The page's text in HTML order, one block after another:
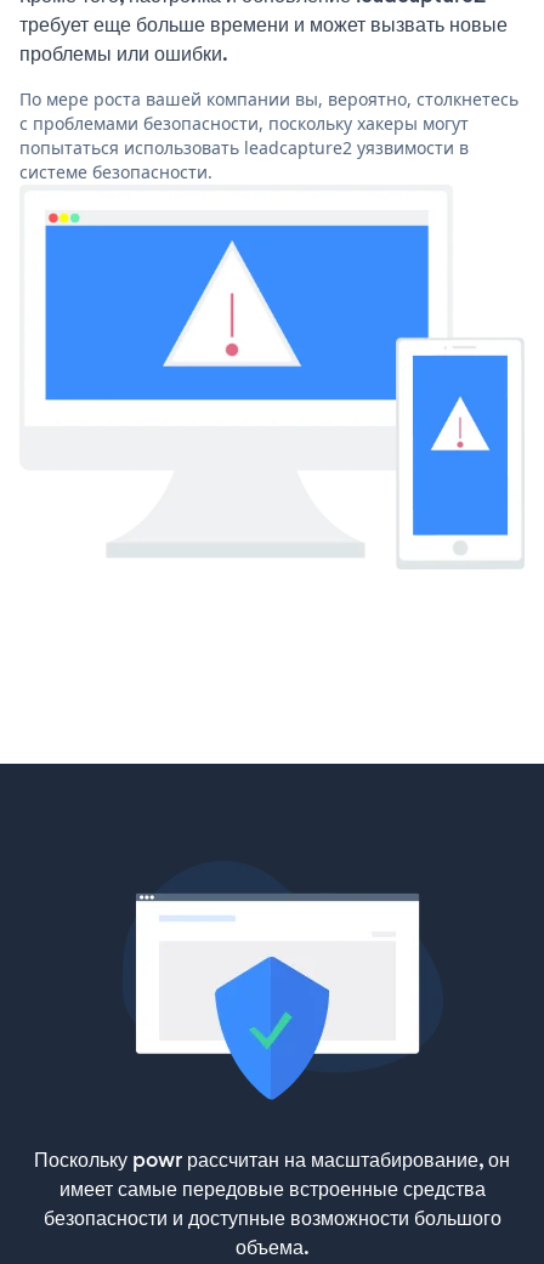
требует еще больше времени и может вызвать новые
проблемы или ошибки.
По мере роста вашей компании вы, вероятно, столкнетесь
с проблемами безопасности, поскольку хакеры могут
попытаться использовать leadcapture2 уязвимости в
системе безопасности.
Поскольку powr рассчитан на масштабирование, он
имеет самые передовые встроенные средства
безопасности и доступные возможности большого
объема.